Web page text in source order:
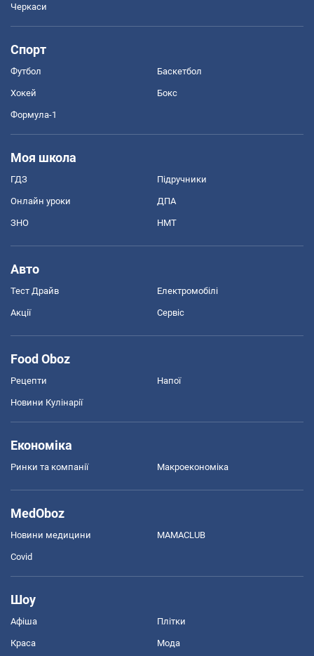
Черкаси
Спорт
Футбол Баскетбол
Хокей Бокс
Формула-1
Моя школа
ГДЗ Підручники
Онлайн уроки ДПА
ЗНО НМТ
Авто
Тест Драйв Електромобілі
Акції Сервіс
Food Oboz
Рецепти Напої
Новини Кулінарії
Економіка
Ринки та компанії Макроекономіка
MedOboz
Новини медицини MAMACLUB
Covid
Шоу
Афіша Плітки
Краса Мода